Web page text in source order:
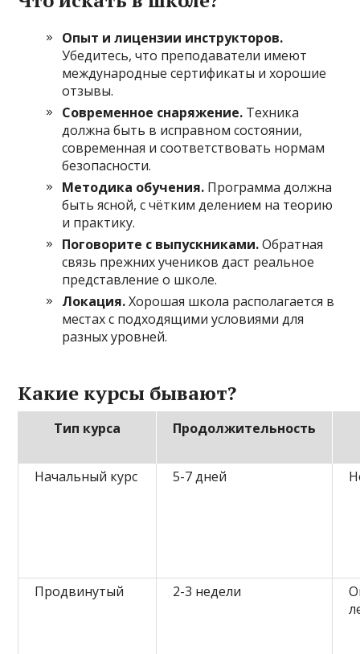
Опыт и лицензии инструкторов.
Убедитесь, что преподаватели имеют
международные сертификаты и хорошие
отзывы.
Современное снаряжение. Техника
должна быть в исправном состоянии,
современная и соответствовать нормам
безопасности.
Методика обучения. Программа должна
быть ясной, с чётким делением на теорию
и практику.
Поговорите с выпускниками.Обратная
связь прежних учеников даст реальное
представление о школе.
Локация.Хорошая школа располагается в
местах с подходящими условиями для
разных уровней.
Какие курсы бывают?
Тип курса Продолжительность
Начальный курс 5-7 дней
Продвинутый 2-3 недели